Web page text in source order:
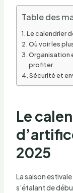
Table des
Le calendrier
Où voir les
Organisation
profiter
Sécurité et
Le
2025
La saison
s’étalant de